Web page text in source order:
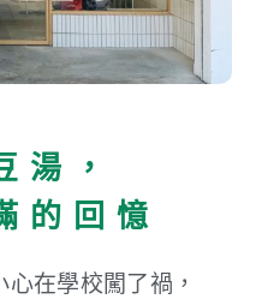
湯，
的回憶
在學校闖了禍，